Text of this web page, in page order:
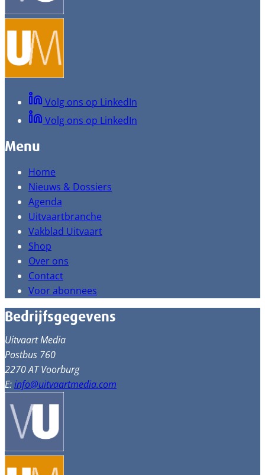
Volg ons op LinkedIn
Volg ons op LinkedIn
Menu
Home
Nieuws & Dossiers
Agenda
Uitvaartbranche
Vakblad Uitvaart
Shop
Over ons
Contact
Voor abonnees
Bedrijfsgegevens
Uitvaart Media
Postbus 760
2270 AT Voorburg
E:info@uitvaartmedia.com